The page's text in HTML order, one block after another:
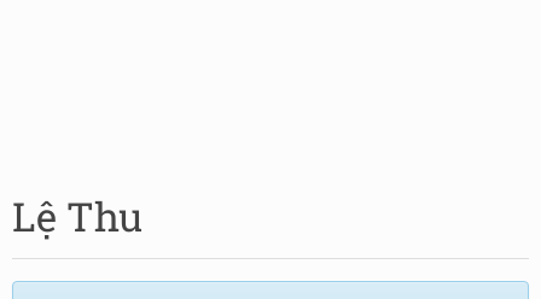
Lệ Thu